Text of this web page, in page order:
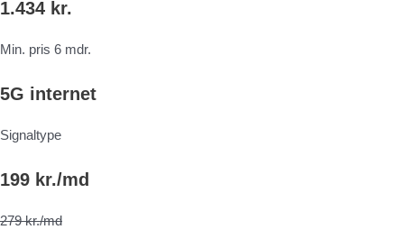
1.434 kr.
Min. pris 6 mdr.
5G internet
Signaltype
199 kr./md
279 kr./md